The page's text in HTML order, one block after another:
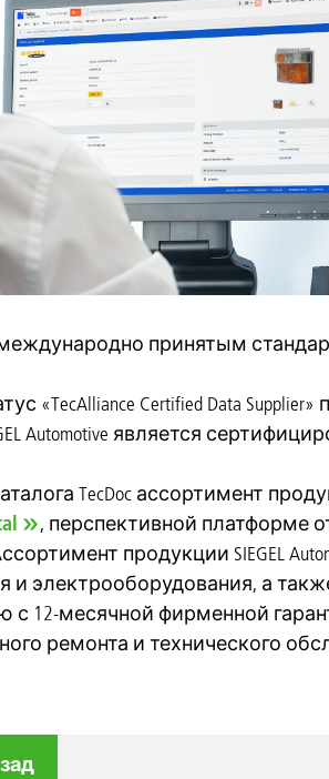
принятым
«TecAlliance Certified Data
Automotive является
TecDoc ассортимент
, перспективной платформе
продукции SIEGEL
и электрооборудования, а
с 12-месячной фирменной
ремонта и технического